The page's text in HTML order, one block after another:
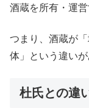
酒蔵を所有・運
つまり、酒蔵が
体」という違いが
杜氏との違